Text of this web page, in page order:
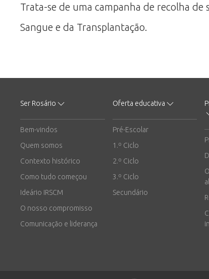
Trata-se de uma campanha de recolha
Sangue e da Transplantação.
Ser Rosário
Bem-vindos
Quem somos
Contexto histórico
Como tudo começou
Ideário IRSCM
O nosso compromisso
Comunicação e liderança
Oferta educativa
Pré-Escolar
1.º Ciclo
2.º Ciclo
3.º Ciclo
Secundário